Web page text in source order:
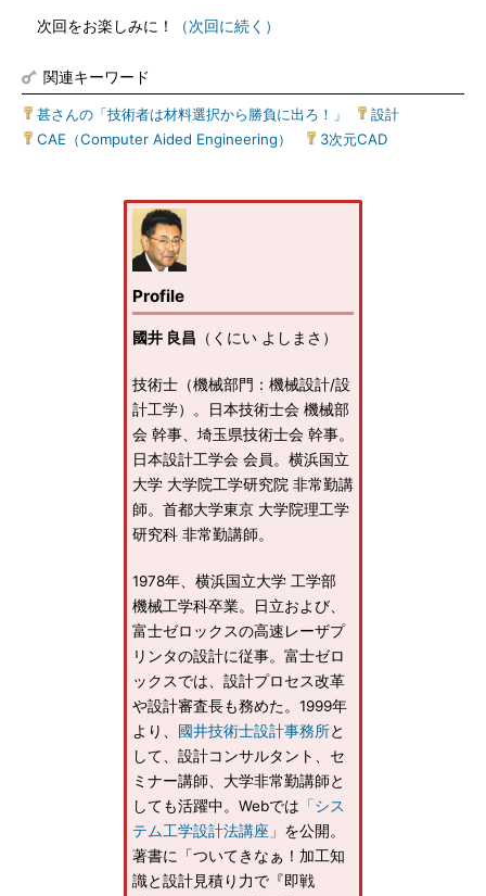
次回をお楽しみに！ （次回に続く）
関連キーワード
甚さんの「技術者は材料選択から勝負に出ろ！」 設計
CAE（Computer Aided Engineering）
3次元CAD
Profile
國井 良昌 （くにい よしまさ）
技術士（機械部門：機械設計/設
計工学）。日本技術士会 機械部
会 幹事、埼玉県技術士会 幹事。
日本設計工学会 会員。横浜国立
大学 大学院工学研究院 非常勤講
師。首都大学東京 大学院理工学
研究科 非常勤講師。
1978年、横浜国立大学 工学部
機械工学科卒業。日立および、
富士ゼロックスの高速レーザプ
リンタの設計に従事。富士ゼロ
ックスでは、設計プロセス改革
や設計審査長も務めた。1999年
より、 國井技術士設計事務所と
して、設計コンサルタント、セ
ミナー講師、大学非常勤講師と
しても活躍中。Webでは 「シス
テム工学設計法講座」 を公開。
著書に「ついてきなぁ！加工知
識と設計見積り力で『即戦